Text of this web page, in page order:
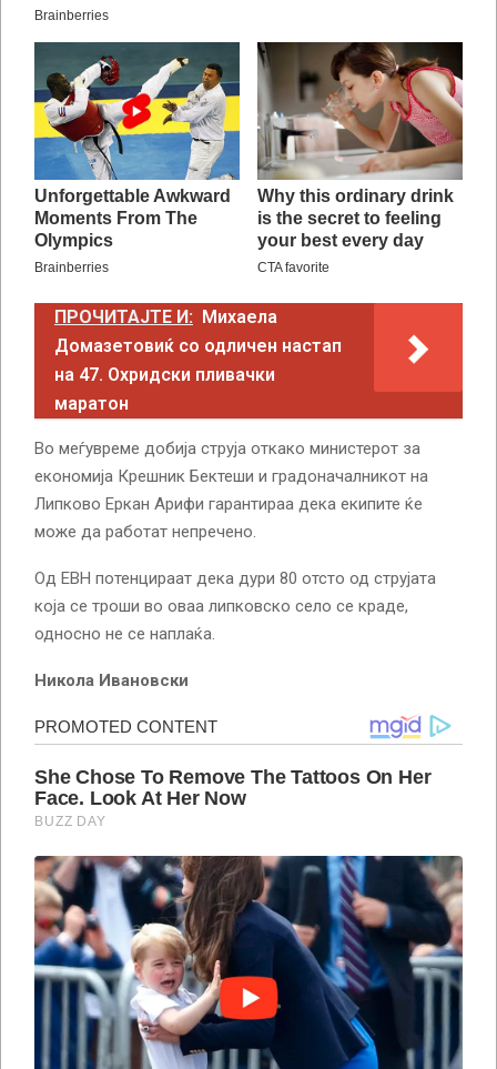
ПРОЧИТАЈТЕ И: Михаела
Домазетовиќ со одличен настап
на 47. Охридски пливачки
маратон
Во меѓувреме добија струја откако министерот за
економија Крешник Бектеши и градоначалникот на
Липково Еркан Арифи гарантираа дека екипите ќе
може да работат непречено.
Од ЕВН потенцираат дека дури 80 отсто од струјата
која се троши во оваа липковско село се краде,
односно не се наплаќа.
Никола Ивановски